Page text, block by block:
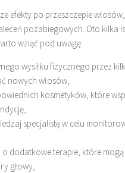
efekty po przeszczepie
pozabiegowych. Oto kilka
wziąć pod uwagę:
wysiłku fizycznego przez
nowych włosów,
kosmetyków, które
specjalistę w celu
o dodatkowe terapie, które
głowy,